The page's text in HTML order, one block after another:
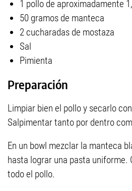
1 pollo de aproximadamente
50 gramos de manteca
2 cucharadas de mostaza
Sal
Pimienta
Preparación
Limpiar bien el pollo y secarlo
Salpimentar tanto por dentro
En un bowl mezclar la manteca
hasta lograr una pasta uniforme.
todo el pollo.